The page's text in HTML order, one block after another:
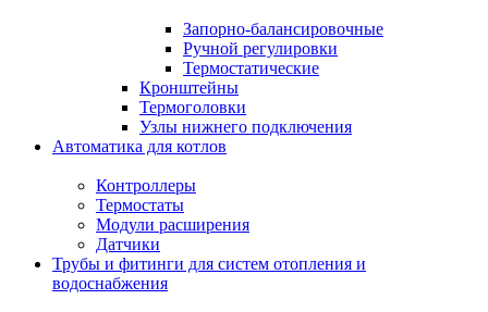
Запорно-балансировочные
Ручной регулировки
Термостатические
Кронштейны
Термоголовки
Узлы нижнего подключения
Автоматика для котлов
Контроллеры
Термостаты
Модули расширения
Датчики
Трубы и фитинги для систем отопления и
водоснабжения